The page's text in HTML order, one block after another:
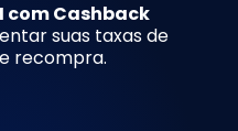
com Cashback
suas taxas de
recompra.